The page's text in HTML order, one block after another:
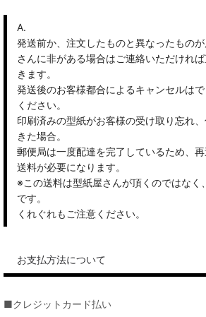
A.
発送前か、注文したものと異なったもの
さんに非がある場合はご連絡いただけれ
きます。
発送後のお客様都合によるキャンセルは
ください。
印刷済みの型紙がお客様の受け取り忘れ
きた場合。
郵便局は一度配達を完了しているため、
送料が必要になります。
※この送料は型紙屋さんが頂くのではなく
です。
くれぐれもご注意ください。
お支払方法について
■クレジットカード払い